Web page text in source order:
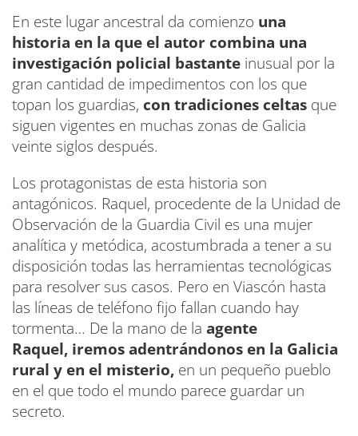
En este lugar ancestral da comienzo una
historia en la que el autor combina una
investigación policial bastante inusual por la
gran cantidad de impedimentos con los que
topan los guardias, con tradiciones celtas que
siguen vigentes en muchas zonas de Galicia
veinte siglos después.
Los protagonistas de esta historia son
antagónicos. Raquel, procedente de la Unidad de
Observación de la Guardia Civil es una mujer
analítica y metódica, acostumbrada a tener a su
disposición todas las herramientas tecnológicas
para resolver sus casos. Pero en Viascón hasta
las líneas de teléfono fijo fallan cuando hay
tormenta… De la mano de la agente
Raquel, iremos adentrándonos en la Galicia
rural y en el misterio, en un pequeño pueblo
en el que todo el mundo parece guardar un
secreto.